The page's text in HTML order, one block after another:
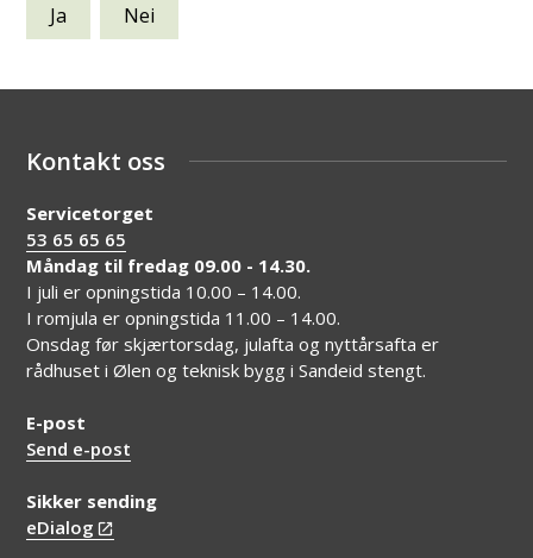
Ja Nei
Kontakt oss
Servicetorget
53 65 65 65
Måndag til fredag 09.00 - 14.30.
I juli er opningstida 10.00 – 14.00.
I romjula er opningstida 11.00 – 14.00.
Onsdag før skjærtorsdag, julafta og nyttårsafta er
rådhuset i Ølen og teknisk bygg i Sandeid stengt.
E-post
Send e-post
Sikker sending
eDialog